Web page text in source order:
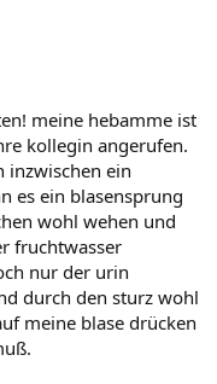
meine hebamme ist
kollegin angerufen.
inzwischen ein
es ein blasensprung
wohl wehen und
fruchtwasser
nur der urin
durch den sturz wohl
meine blase drücken